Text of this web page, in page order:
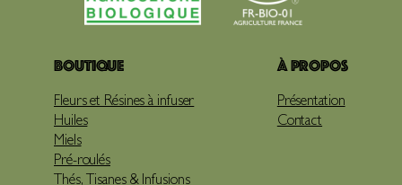
Boutique
Fleurs et Résines à infuser
Huiles
Miels
Pré-roulés
Thés, Tisanes & Infusions
À propos
Présentation
Contact